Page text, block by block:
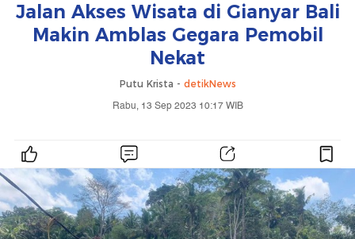
Jalan Akses Wisata di Gianyar Bali
Makin Amblas Gegara Pemobil
Nekat
Putu Krista - detikNews
Rabu, 13 Sep 2023 10:17 WIB